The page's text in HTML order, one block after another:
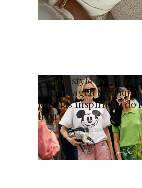
5 street style trendova s
Copenhagen Fashion
koji nas inspiriraju do
ljeta